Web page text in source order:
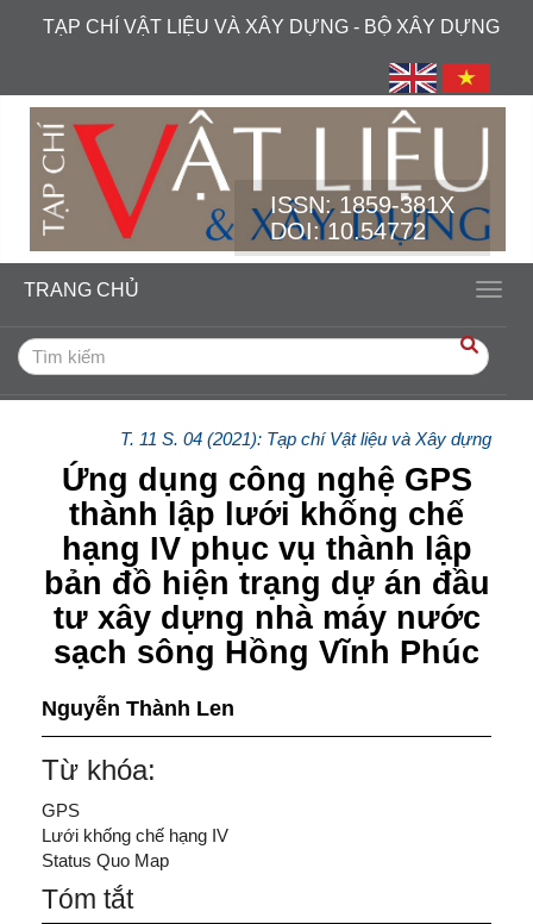
##plugins.themes.academic_free.accessible_menu.label##
##plugins.themes.academic_free.accessible_menu.sidebar##
TẠP CHÍ VẬT LIỆU VÀ XÂY DỰNG - BỘ XÂY DỰNG
ISSN:1859-381X
DOI: 10.54772
TRANG CHỦ
T. 11 S. 04 (2021): Tạp chí Vật liệu và Xây dựng
Ứng dụng công nghệ GPS
thành lập lưới khống chế
hạng IV phục vụ thành lập
bản đồ hiện trạng dự án đầu
tư xây dựng nhà máy nước
sạch sông Hồng Vĩnh Phúc
Nguyễn Thành Len
Từ khóa:
GPS
Lưới khống chế hạng IV
Status Quo Map
Tóm tắt